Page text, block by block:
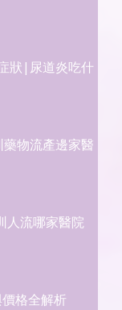
狀|尿道炎吃什
物流產邊家醫
人流哪家醫院
格全解析